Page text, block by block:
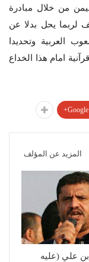
من خلال مبادرة
لربما يحل بدلا عن
العربية وتحديدا
امام هذا الخداع
Google+
المزيد عن المؤلف
بن علي (عليه